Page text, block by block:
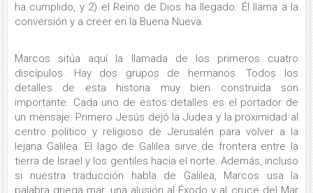
ha cumplido, y 2) el Reino de Dios ha llegado. Él llama a la
conversión y a creer en la Buena Nueva.
Marcos sitúa aquí la llamada de los primeros cuatro
discípulos. Hay dos grupos de hermanos. Todos los
detalles de esta historia muy bien construida son
importante. Cada uno de estos detalles es el portador de
un mensaje. Primero Jesús dejó la Judea y la proximidad al
centro político y religioso de Jerusalén para volver a la
lejana Galilea. El lago de Galilea sirve de frontera entre la
tierra de Israel y los gentiles hacia el norte. Además, incluso
si nuestra traducción habla de Galilea, Marcos usa la
palabra griega mar, una alusión al Éxodo y al cruce del Mar